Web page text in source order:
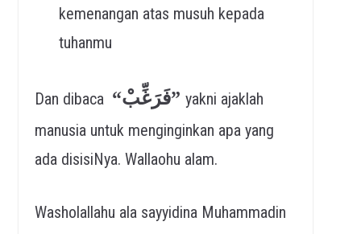
kemenangan atas musuh kepada
tuhanmu
Dan dibaca “ فَرَغِّبْ” yakni ajaklah
manusia untuk menginginkan apa yang
ada disisiNya. Wallaohu alam.
Washolallahu ala sayyidina Muhammadin